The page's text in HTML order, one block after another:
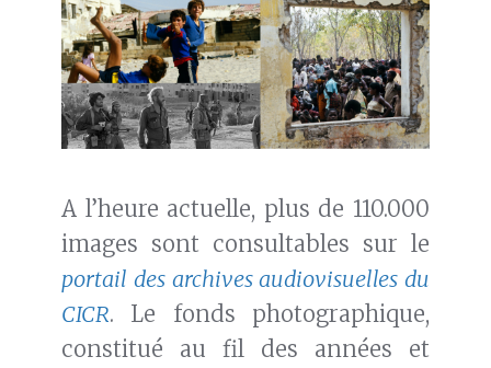
A l’heure actuelle, plus de 110.000
images sont consultables sur le
portail des archives audiovisuelles du
CICR. Le fonds photographique,
constitué au fil des années et